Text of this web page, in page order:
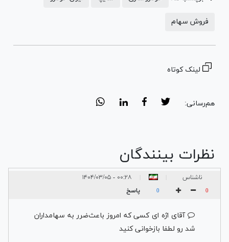
فروش سهام
لینک کوتاه
هم‌رسانی:
نظرات بینندگان
ناشناس ۰۰:۲۸ - ۱۴۰۴/۰۳/۰۵
0
0 پاسخ
آقای اژه ای کسی که امروز باعث‌ضرر به سهامداران
شد رو لطفا بازخوانی کنید